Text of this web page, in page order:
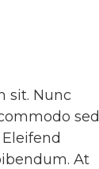
sit. Nunc
sed
At